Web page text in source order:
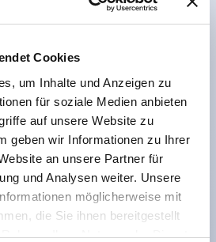
Cookies
um Inhalte und Anzeigen zu
für soziale Medien anbieten
auf unsere Website zu
geben wir Informationen zu Ihrer
an unsere Partner für
und Analysen weiter. Unsere
möglicherweise mit
die Sie ihnen bereitgestellt
Ihrer Nutzung der Dienste
mit integriertem
IP65 vollständig verfügbar
Entspricht EN (Europa)
(außer Anzeigeleuchten).
leicht auf Φ22 Flash-